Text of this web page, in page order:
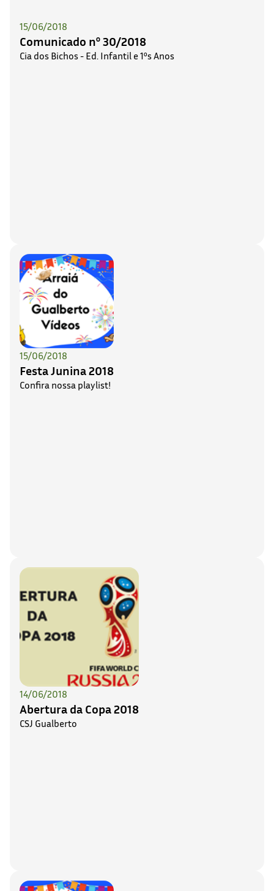
15/06/2018
Comunicado nº 30/2018
Cia dos Bichos - Ed. Infantil e 1ºs Anos
15/06/2018
Festa Junina 2018
Confira nossa playlist!
14/06/2018
Abertura da Copa 2018
CSJ Gualberto